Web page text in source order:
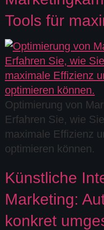
Tools für
Optimierung von
Erfahren Sie, wie
maximale Effizienz
optimieren können.
Künstliche
Marketing:
konkret